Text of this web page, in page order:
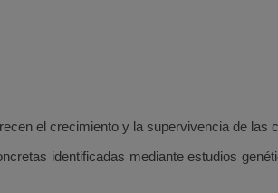
el crecimiento y la supervivencia de las
identificadas mediante estudios